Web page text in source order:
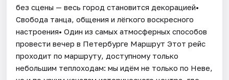
без сцены — весь город становится декорацией•
Свобода танца, общения и лёгкого воскресного
настроения• Один из самых атмосферных способов
провести вечер в Петербурге Маршрут Этот рейс
проходит по маршруту, доступному только
небольшим теплоходам: мы идём не только по Неве,